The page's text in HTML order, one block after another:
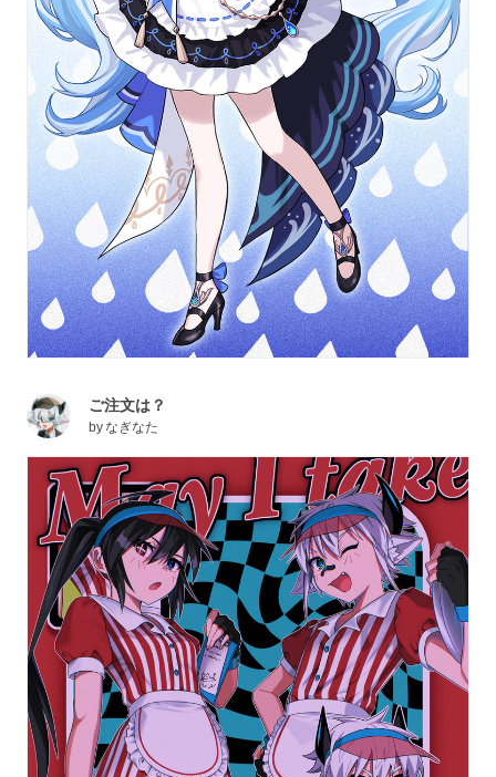
ご注文は？
by なぎなた